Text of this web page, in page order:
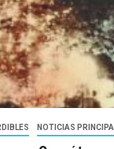
NOTICIAS